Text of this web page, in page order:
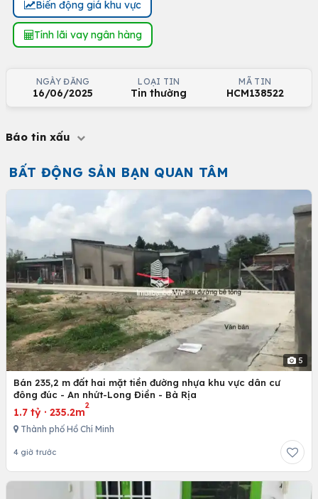
Biến động giá khu vực
Tính lãi vay ngân hàng
NGÀY ĐĂNG
16/06/2025
LOẠI TIN
Tin thường
MÃ TIN
HCM138522
Báo tin xấu
BẤT ĐỘNG SẢN BẠN QUAN TÂM
5
Bán 235,2 m đất hai mặt tiền đường nhựa khu vực dân cư
đông đúc - An nhứt-Long Điền - Bà Rịa
1.7 tỷ · 235.2m
2
Thành phố Hồ Chí Minh
4 giờ trước